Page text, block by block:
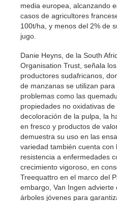
media europea, alcanzando
casos de agricultores
100t/ha, y menos del 2% de
jugo.
Danie Heyns, de la South
Organisation Trust, señala
productores sudafricanos,
de manzanas se utilizan
problemas como las
propiedades no oxidativas
decoloración de la pulpa, la
en fresco y productos de
demuestra su uso en las
variedad también cuenta con
resistencia a enfermedades
crecimiento vigoroso, en
Treequattro en el marco del
embargo, Van Ingen
árboles jóvenes para